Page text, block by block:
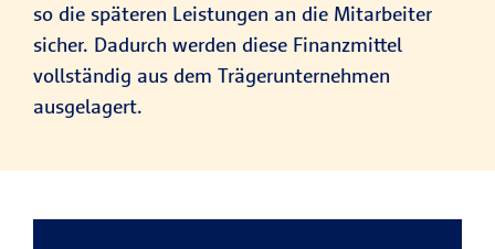
so die späteren Leistungen an die Mitarbeiter
sicher. Dadurch werden diese Finanzmittel
vollständig aus dem Trägerunternehmen
ausgelagert.